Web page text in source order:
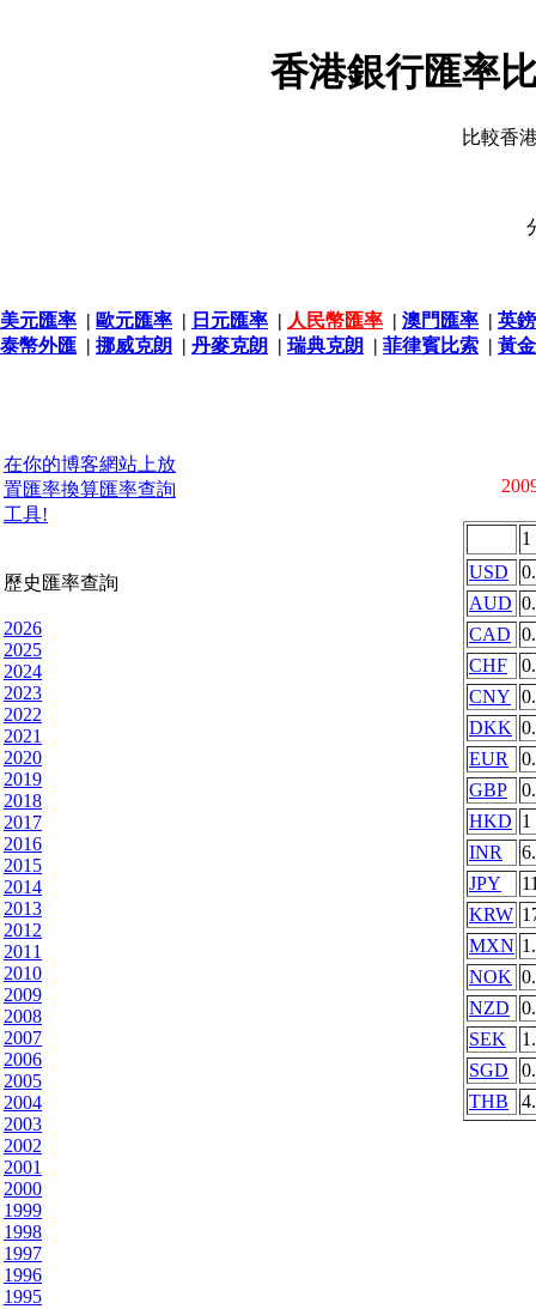
香港銀行匯率
比較香
美元匯率 | 歐元匯率 | 日元匯率 | 人民幣匯率 | 澳門匯率 | 英
泰幣外匯 | 挪威克朗 | 丹麥克朗 | 瑞典克朗 | 菲律賓比索 | 黃
在你的博客網站上放
置匯率換算匯率查詢
工具!
歷史匯率查詢
2026
2025
2024
2023
2022
2021
2020
2019
2018
2017
2016
2015
2014
2013
2012
2011
2010
2009
2008
2007
2006
2005
2004
2003
2002
2001
2000
1999
1998
1997
1996
1995
1
USD
AUD
CAD
CHF
CNY
DKK
EUR
GBP
HKD 1
INR
JPY
KRW
MXN
NOK
NZD
SEK
SGD
THB